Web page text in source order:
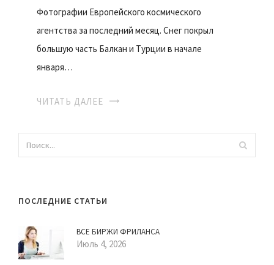
Фотографии Европейского космического
агентства за последний месяц. Снег покрыл
большую часть Балкан и Турции в начале
января…
ЧИТАТЬ ДАЛЕЕ
ПОСЛЕДНИЕ СТАТЬИ
ВСЕ БИРЖИ ФРИЛАНСА
Июль 4, 2026